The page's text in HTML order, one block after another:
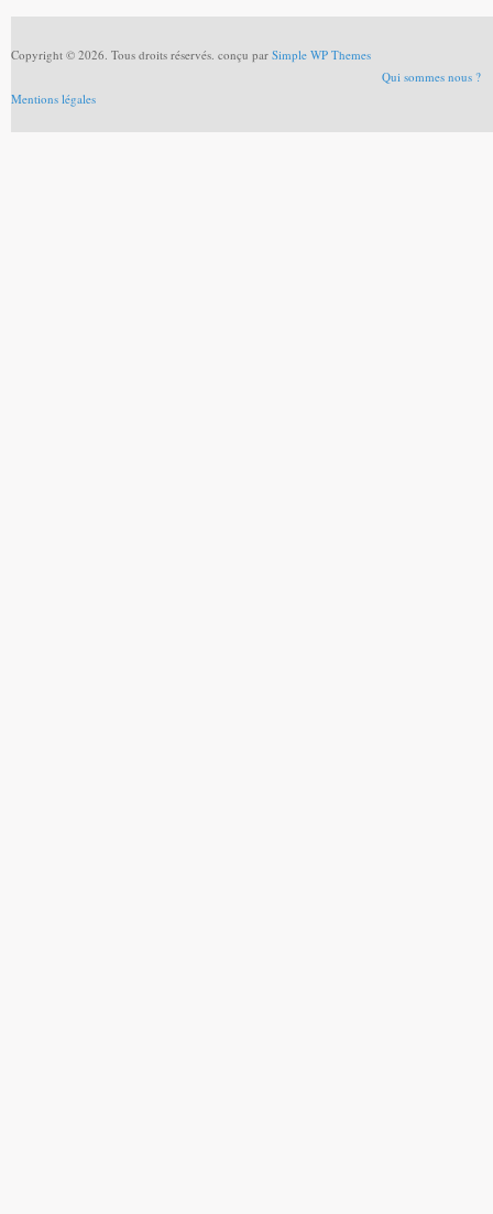
Copyright © 2026. Tous droits réservés. conçu par Simple WP Themes
Qui sommes nous ?
Mentions légales